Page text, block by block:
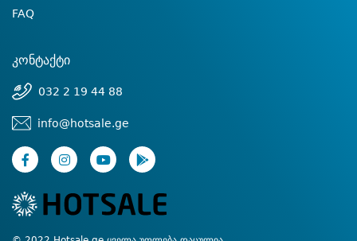
FAQ
კონტაქტი
032 2 19 44 88
info@hotsale.ge